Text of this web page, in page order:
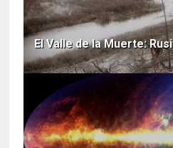
El Valle de la Muerte: